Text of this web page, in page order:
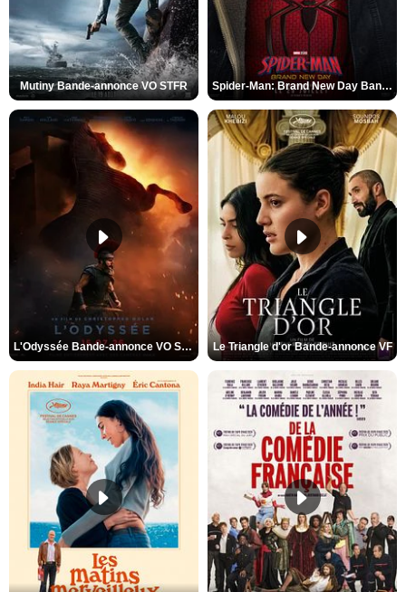
Mutiny Bande-annonce VO STFR Spider-Man: Brand New Day Bande-annonce VO STFR
L'Odyssée Bande-annonce VO STFR Le Triangle d'or Bande-annonce VF